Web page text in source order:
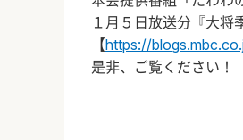
１月５日放送分『大将
【https://
是非、ご覧ください！